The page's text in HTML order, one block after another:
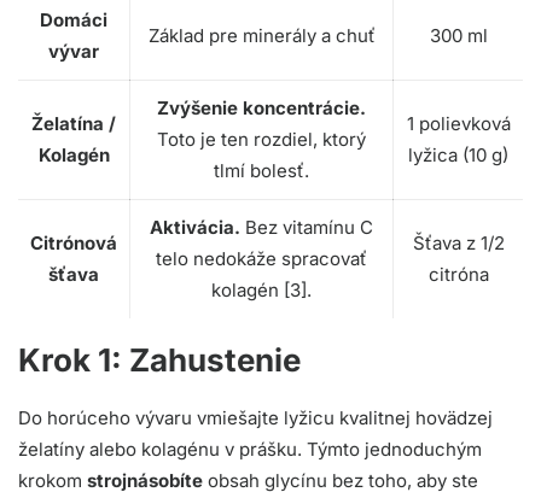
Domáci
vývar
Základ pre minerály a chuť 300 ml
Želatína /
Kolagén
Zvýšenie koncentrácie.
Toto je ten rozdiel, ktorý
tlmí bolesť.
1 polievková
lyžica (10 g)
Citrónová
šťava
Aktivácia. Bez vitamínu C
telo nedokáže spracovať
kolagén [3].
Šťava z 1/2
citróna
Krok 1: Zahustenie
Do horúceho vývaru vmiešajte lyžicu kvalitnej hovädzej
želatíny alebo kolagénu v prášku. Týmto jednoduchým
krokom strojnásobíte obsah glycínu bez toho, aby ste